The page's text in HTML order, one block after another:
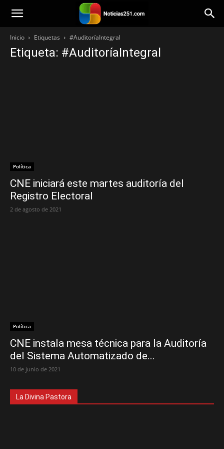
Noticias251
Inicio Etiquetas #AuditoríaIntegral
Etiqueta: #AuditoríaIntegral
Política
CNE iniciará este martes auditoría del
Registro Electoral
2 de agosto de 2021
Política
CNE instala mesa técnica para la Auditoría
del Sistema Automatizado de...
10 de junio de 2021
La Divina Pastora